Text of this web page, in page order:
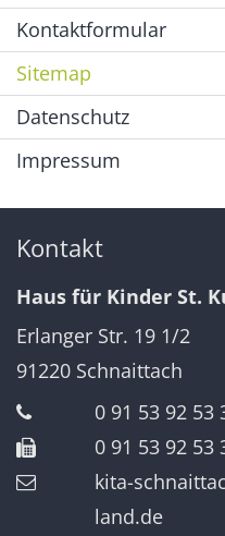
Kontaktformular
Sitemap
Datenschutz
Impressum
Kontakt
Haus für Kinder St.
Erlanger Str. 19 1/2
91220 Schnaittach
0 91 53 92 53
0 91 53 92 53
kita-
land.de